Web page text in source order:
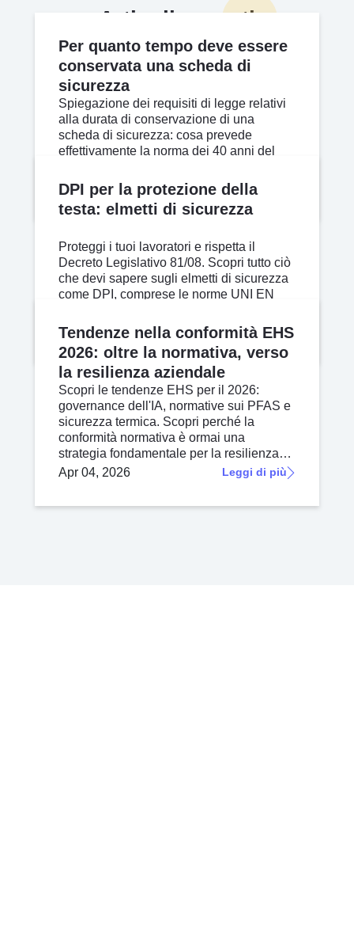
Articoli recenti
Per quanto tempo deve essere
conservata una scheda di
sicurezza
Spiegazione dei requisiti di legge relativi
alla durata di conservazione di una
scheda di sicurezza: cosa prevede
effettivamente la norma dei 40 anni del
Lavoro e quali sono le opzioni pratiche
per la conformi
Apr 17, 2026 Leggi di più
DPI per la protezione della
testa: elmetti di sicurezza
Proteggi i tuoi lavoratori e rispetta il
Decreto Legislativo 81/08. Scopri tutto ciò
che devi sapere sugli elmetti di sicurezza
come DPI, comprese le norme UNI EN
Apr 13, 2026
Leggi di più
Tendenze nella conformità EHS
2026: oltre la normativa, verso
la resilienza aziendale
Scopri le tendenze EHS per il 2026:
governance dell'IA, normative sui PFAS e
sicurezza termica. Scopri perché la
conformità normativa è ormai una
strategia fondamentale per la resilienza
operativa.
Apr 04, 2026 Leggi di più